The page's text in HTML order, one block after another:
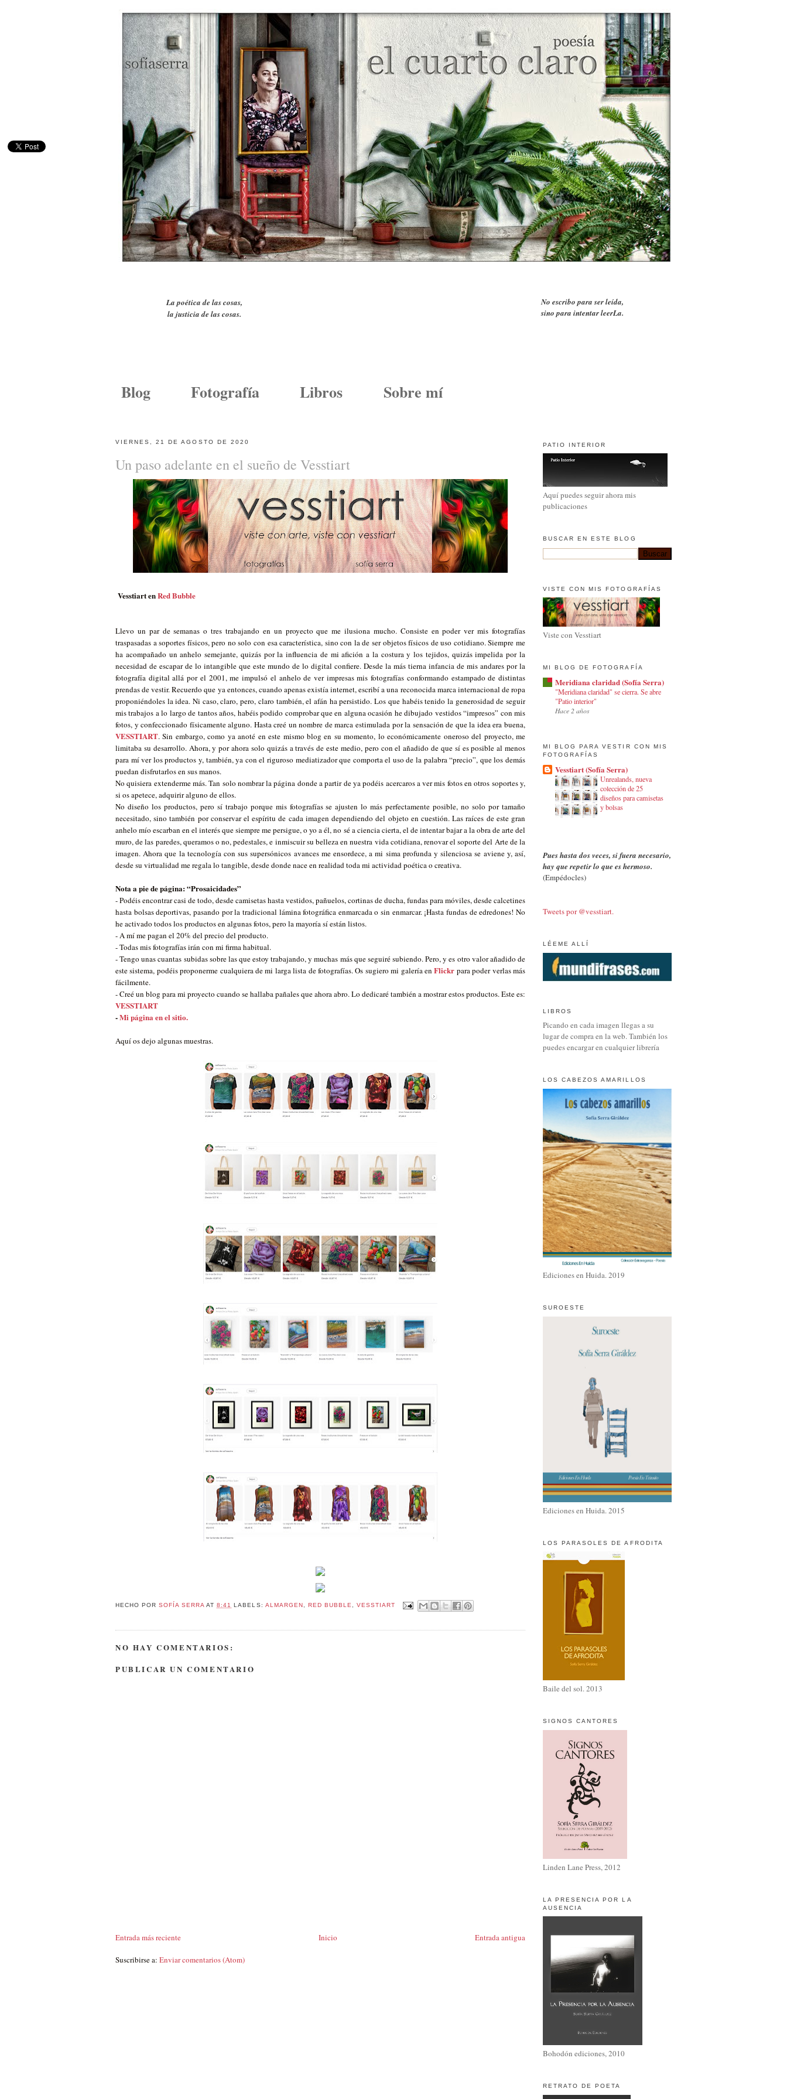
La poética de las cosas,
la justicia de las cosas.
No escribo para ser leída,
sino para intentar leerLa.
Blog Fotografía Libros Sobre mí
VIERNES, 21 DE AGOSTO DE 2020
Un paso adelante en el sueño de Vesstiart
Vesstiart enRed Bubble
Llevo un par de semanas o tres trabajando en un proyecto que me ilusiona mucho. Consiste en poder ver mis fotografías
traspasadas a soportes físicos, pero no solo con esa característica, sino con la de ser objetos físicos de uso cotidiano. Siempre me
ha acompañado un anhelo semejante, quizás por la influencia de mi afición a la costura y los tejidos, quizás impelida por la
necesidad de escapar de lo intangible que este mundo de lo digital confiere. Desde la más tierna infancia de mis andares por la
fotografía digital allá por el 2001, me impulsó el anhelo de ver impresas mis fotografías conformando estampado de distintas
prendas de vestir. Recuerdo que ya entonces, cuando apenas existía internet, escribí a una reconocida marca internacional de ropa
proponiéndoles la idea. Ni caso, claro, pero, claro también, el afán ha persistido. Los que habéis tenido la generosidad de seguir
mis trabajos a lo largo de tantos años, habéis podido comprobar que en alguna ocasión he dibujado vestidos “impresos” con mis
fotos, y confeccionado físicamente alguno. Hasta creé un nombre de marca estimulada por la sensación de que la idea era buena,
VESSTIART. Sin embargo, como ya anoté en este mismo blog en su momento, lo económicamente oneroso del proyecto, me
limitaba su desarrollo. Ahora, y por ahora solo quizás a través de este medio, pero con el añadido de que sí es posible al menos
para mí ver los productos y, también, ya con el riguroso mediatizador que comporta el uso de la palabra “precio”, que los demás
puedan disfrutarlos en sus manos.
No quisiera extenderme más. Tan solo nombrar la página donde a partir de ya podéis acercaros a ver mis fotos en otros soportes y,
si os apetece, adquirir alguno de ellos.
No diseño los productos, pero sí trabajo porque mis fotografías se ajusten lo más perfectamente posible, no solo por tamaño
necesitado, sino también por conservar el espíritu de cada imagen dependiendo del objeto en cuestión. Las raíces de este gran
anhelo mío escarban en el interés que siempre me persigue, o yo a él, no sé a ciencia cierta, el de intentar bajar a la obra de arte del
muro, de las paredes, queramos o no, pedestales, e inmiscuir su belleza en nuestra vida cotidiana, renovar el soporte del Arte de la
imagen. Ahora que la tecnología con sus supersónicos avances me ensordece, a mi sima profunda y silenciosa se aviene y, así,
desde su virtualidad me regala lo tangible, desde donde nace en realidad toda mi actividad poética o creativa.
Nota a pie de página: “Prosaicidades”
- Podéis encontrar casi de todo, desde camisetas hasta vestidos, pañuelos, cortinas de ducha, fundas para móviles, desde calcetines
hasta bolsas deportivas, pasando por la tradicional lámina fotográfica enmarcada o sin enmarcar. ¡Hasta fundas de edredones! No
he activado todos los productos en algunas fotos, pero la mayoría sí están listos.
- A mí me pagan el 20% del precio del producto.
- Todas mis fotografías irán con mi firma habitual.
- Tengo unas cuantas subidas sobre las que estoy trabajando, y muchas más que seguiré subiendo. Pero, y es otro valor añadido de
este sistema, podéis proponerme cualquiera de mi larga lista de fotografías. Os sugiero mi galería enFlickr para poder verlas más
fácilmente.
- Creé un blog para mi proyecto cuando se hallaba pañales que ahora abro. Lo dedicaré también a mostrar estos productos. Este es:
VESSTIART
-Mi página en el sitio.
Aquí os dejo algunas muestras.
HECHO PORSOFÍA SERRAAT8:41 LABELS: ALMARGEN, RED BUBBLE, VESSTIART
NO HAY COMENTARIOS:
PUBLICAR UN COMENTARIO
Entrada más reciente Entrada antigua
Inicio
Suscribirse a: Enviar comentarios (Atom)
PATIO INTERIOR
Aquí puedes seguir ahora mis
publicaciones
BUSCAR EN ESTE BLOG
VISTE CON MIS FOTOGRAFÍAS
Viste con Vesstiart
MI BLOG DE FOTOGRAFÍA
Meridiana claridad (Sofía Serra)
"Meridiana claridad" se cierra. Se abre
"Patio interior"
Hace 2 años
MI BLOG PARA VESTIR CON MIS
FOTOGRAFÍAS
Vesstiart (Sofía Serra)
Unrealands, nueva
colección de 25
diseños para camisetas
y bolsas
Pues hasta dos veces, si fuera necesario,
hay que repetir lo que es hermoso.
(Empédocles)
Tweets por @vesstiart.
LÉEME ALLÍ
LIBROS
Picando en cada imagen llegas a su
lugar de compra en la web. También los
puedes encargar en cualquier librería
LOS CABEZOS AMARILLOS
Ediciones en Huida. 2019
SUROESTE
Ediciones en Huida. 2015
LOS PARASOLES DE AFRODITA
Baile del sol. 2013
SIGNOS CANTORES
Linden Lane Press, 2012
LA PRESENCIA POR LA
AUSENCIA
Bohodón ediciones, 2010
RETRATO DE POETA